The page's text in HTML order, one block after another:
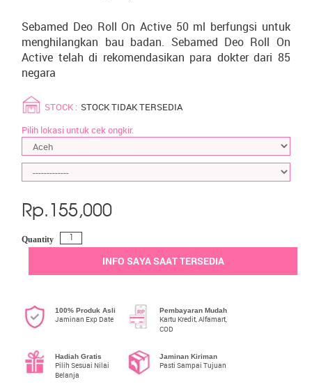
Sebamed Deo Roll On Active 50 ml berfungsi untuk
menghilangkan bau badan. Sebamed Deo Roll On
Active telah di rekomendasikan para dokter dari 85
negara
STOCK : STOCK TIDAK TERSEDIA
Pilih lokasi untuk cek ongkir.
Rp. 155,000
Quantity
INFO SAYA SAAT TERSEDIA
100% Produk Asli
Jaminan Exp Date
Pembayaran Mudah
Kartu Kredit, Alfamart,
COD
Hadiah Gratis
Pilih Sesuai Nilai
Belanja
Jaminan Kiriman
Pasti Sampai Tujuan